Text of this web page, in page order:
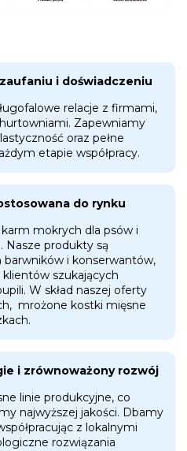
i doświadczeniu
relacje z firmami,
Zapewniamy
oraz pełne
etapie współpracy.
do rynku
mokrych dla psów i
Nasze produkty są
i konserwantów,
szukających
W skład naszej oferty
mrożone kostki mięsne
i zrównoważony rozwój
linie produkcyjne, co
najwyższej jakości. Dbamy
z lokalnymi
rozwiązania